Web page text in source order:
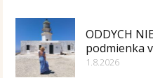
ODDYCH
podmienka
1.8.2026